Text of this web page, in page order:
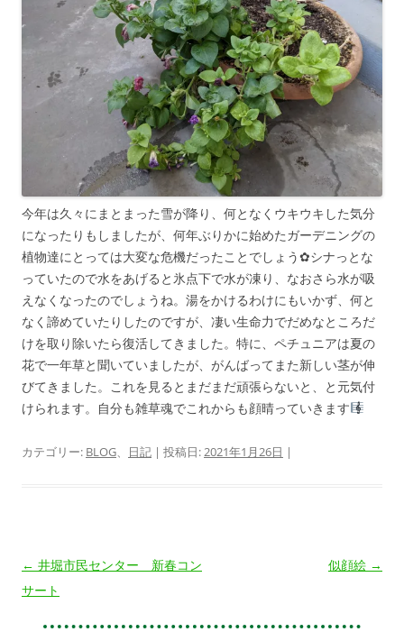
今年は久々にまとまった雪が降り、何となくウキウキした気分
になったりもしましたが、何年ぶりかに始めたガーデニングの
植物達にとっては大変な危機だったことでしょう✿シナっとな
っていたので水をあげると氷点下で水が凍り、なおさら水が吸
えなくなったのでしょうね。湯をかけるわけにもいかず、何と
なく諦めていたりしたのですが、凄い生命力でだめなところだ
けを取り除いたら復活してきました。特に、ペチュニアは夏の
花で一年草と聞いていましたが、がんばってまた新しい茎が伸
びてきました。これを見るとまだまだ頑張らないと、と元気付
けられます。自分も雑草魂でこれからも顔晴っていきます
カテゴリー: BLOG、 日記 | 投稿日:2021年1月26日 |
投
稿
← 井堀市民センター 新春コン
サート
似顔絵 →